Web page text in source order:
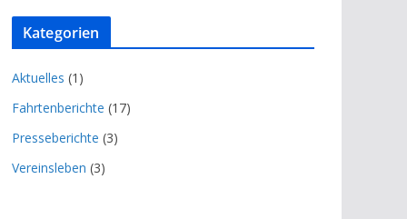
Kategorien
Aktuelles (1)
Fahrtenberichte (17)
Presseberichte (3)
Vereinsleben (3)